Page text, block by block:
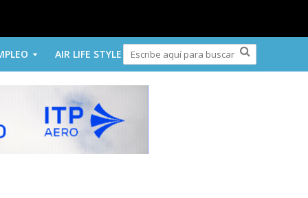
AIR LIFE STYLE